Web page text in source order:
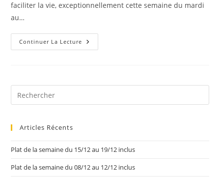
faciliter la vie, exceptionnellement cette semaine du mardi
au…
Continuer La Lecture
Articles Récents
Plat de la semaine du 15/12 au 19/12 inclus
Plat de la semaine du 08/12 au 12/12 inclus